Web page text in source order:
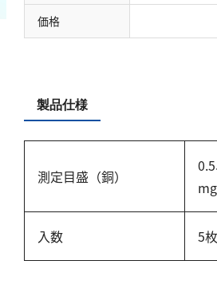
価格
製品仕様
測定目盛（銅）
入数 5枚
COD
過マンガン酸カリウム消費量
硬度
カルシウム
全硬度
塩素